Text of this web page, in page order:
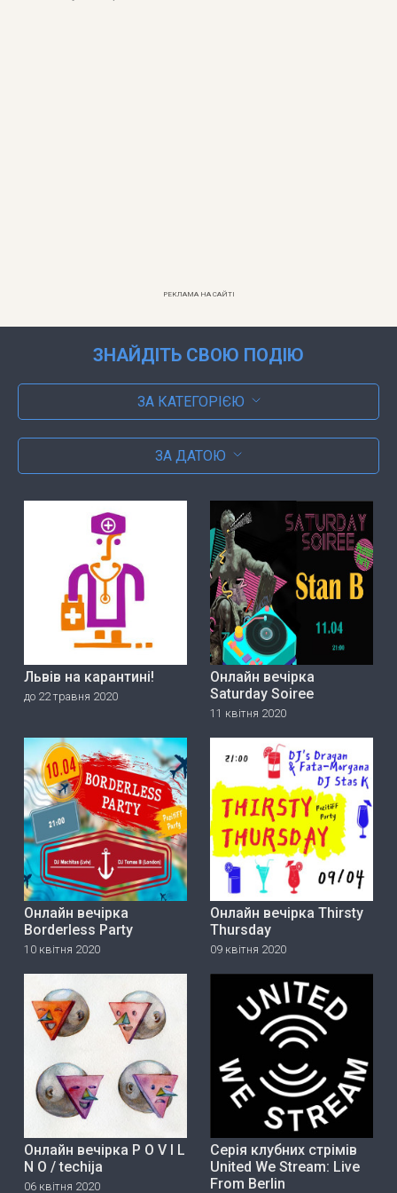
РЕКЛАМА НА САЙТІ
ЗНАЙДІТЬ СВОЮ ПОДІЮ
ЗА КАТЕГОРІЄЮ
ЗА ДАТОЮ
Львів на карантині!
до 22 травня 2020
Онлайн вечірка
Saturday Soiree
11 квітня 2020
Онлайн вечірка
Borderless Party
10 квітня 2020
Онлайн вечірка Thirsty
Thursday
09 квітня 2020
Онлайн вечірка P O V I L
N O / techija
06 квітня 2020
Серія клубних стрімів
United We Stream: Live
From Berlin